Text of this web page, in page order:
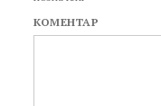
КОМЕНТАР